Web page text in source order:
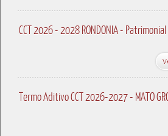
CCT 2026 - 2028 RONDONIA - Patrimonial
Termo Aditivo CCT 2026-2027 - MATO